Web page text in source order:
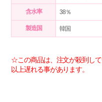
含水率 38％
製造国 韓国
☆この商品は、注文が殺到し
以上遅れる事があります。